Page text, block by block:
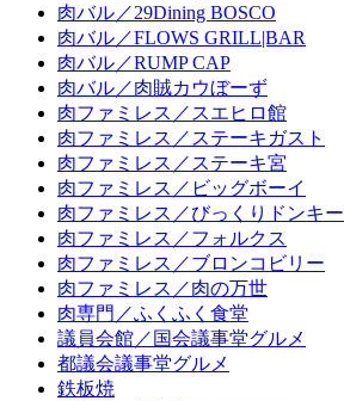
肉バル／29Dining BOSCO
肉バル／FLOWS GRILL|BAR
肉バル／RUMP CAP
肉バル／肉賊カウぼーず
肉ファミレス／スエヒロ館
肉ファミレス／ステーキガスト
肉ファミレス／ステーキ宮
肉ファミレス／ビッグボーイ
肉ファミレス／びっくりドンキー
肉ファミレス／フォルクス
肉ファミレス／ブロンコビリー
肉ファミレス／肉の万世
肉専門／ふくふく食堂
議員会館／国会議事堂グルメ
都議会議事堂グルメ
鉄板焼